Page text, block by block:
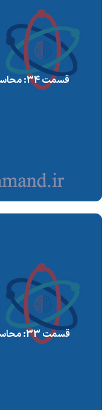
قسمت 34: محاسبه سریع: شگردها و شیوه ها
قسمت 33: محاسبه سریع: شگردها و شیوه ها